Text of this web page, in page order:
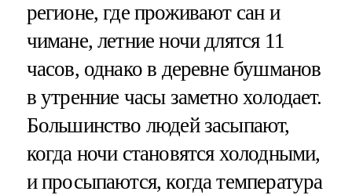
регионе, где проживают сан и
чимане, летние ночи длятся 11
часов, однако в деревне бушманов
в утренние часы заметно холодает.
Большинство людей засыпают,
когда ночи становятся холодными,
и просыпаются, когда температура